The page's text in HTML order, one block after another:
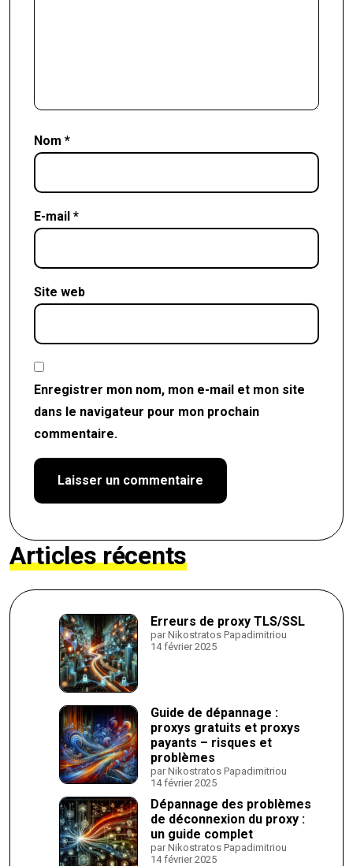
Nom *
E-mail *
Site web
Enregistrer mon nom, mon e-mail et mon site
dans le navigateur pour mon prochain
commentaire.
Articles récents
Erreurs de proxy TLS/SSL
par Nikostratos Papadimitriou
14 février 2025
Guide de dépannage :
proxys gratuits et proxys
payants – risques et
problèmes
par Nikostratos Papadimitriou
14 février 2025
Dépannage des problèmes
de déconnexion du proxy :
un guide complet
par Nikostratos Papadimitriou
14 février 2025